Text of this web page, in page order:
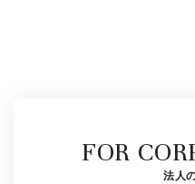
FOR
法人